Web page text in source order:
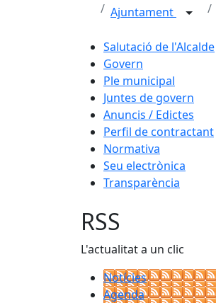
Ajuntament
Salutació de l'Alcalde
Govern
Ple municipal
Juntes de govern
Anuncis / Edictes
Perfil de contractant
Normativa
Seu electrònica
Transparència
RSS
L'actualitat a un clic
Notícies
Agenda